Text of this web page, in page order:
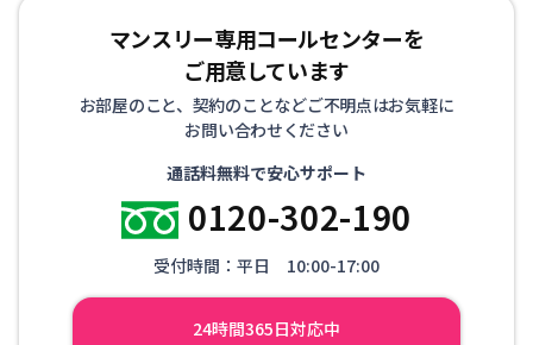
マンスリー専用コールセンターを
ご用意しています
お部屋のこと、契約のことなどご不明点はお気軽に
お問い合わせください
通話料無料で安心サポート
0120-302-190
受付時間：平日 10:00-17:00
24時間365日対応中